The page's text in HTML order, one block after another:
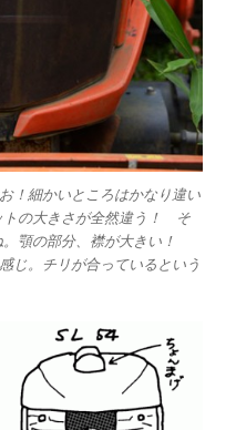
！細かいところはかなり違い
トの大きさが全然違う！ そ
。顎の部分、襟が大きい！
じ。チリが合っているという